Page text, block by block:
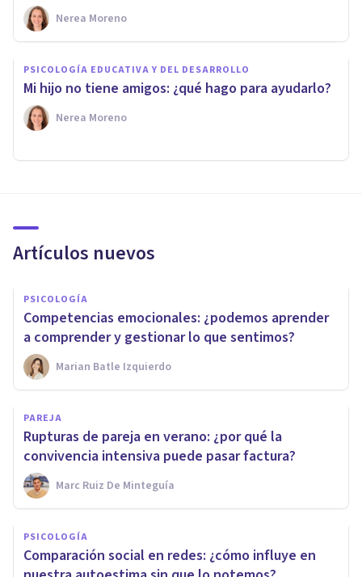
Nerea Moreno
PSICOLOGÍA EDUCATIVA Y DEL DESARROLLO
Mi hijo no tiene amigos: ¿qué hago para ayudarlo?
Nerea Moreno
Artículos nuevos
PSICOLOGÍA
Competencias emocionales: ¿podemos aprender
a comprender y gestionar lo que sentimos?
Marian Batle Izquierdo
PAREJA
Rupturas de pareja en verano: ¿por qué la
convivencia intensiva puede pasar factura?
Marc Ruiz De Minteguía
PSICOLOGÍA
Comparación social en redes: ¿cómo influye en